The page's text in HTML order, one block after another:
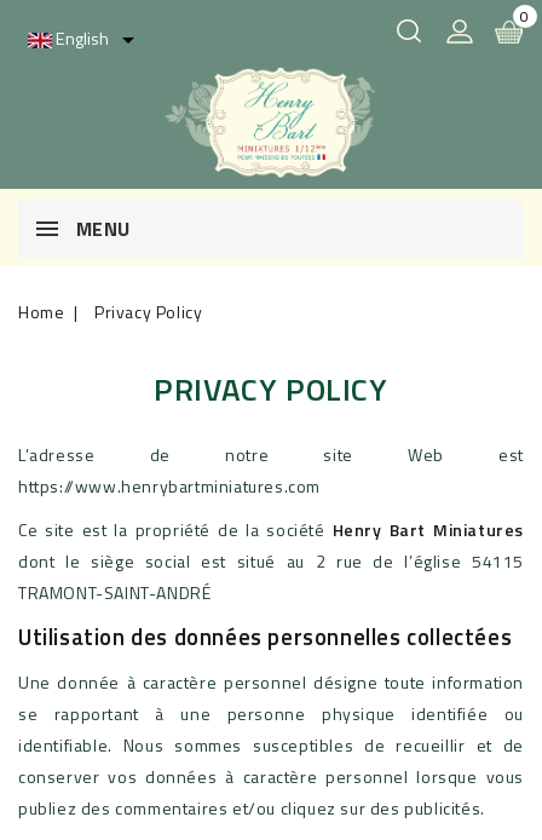
English 
0
MENU
Home Privacy Policy
PRIVACY POLICY
L’adresse de notre site Web est
https://www.henrybartminiatures.com
Ce site est la propriété de la société Henry Bart Miniatures
dont le siège social est situé au 2 rue de l’église 54115
TRAMONT-SAINT-ANDRÉ
Utilisation des données personnelles collectées
Une donnée à caractère personnel désigne toute information
se rapportant à une personne physique identifiée ou
identifiable. Nous sommes susceptibles de recueillir et de
conserver vos données à caractère personnel lorsque vous
publiez des commentaires et/ou cliquez sur des publicités.